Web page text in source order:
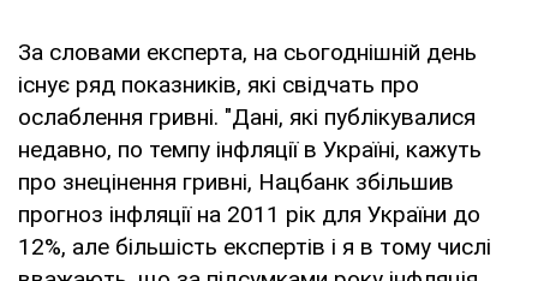
За словами експерта, на сьогоднішній день
існує ряд показників, які свідчать про
ослаблення гривні. "Дані, які публікувалися
недавно, по темпу інфляції в Україні, кажуть
про знецінення гривні, Нацбанк збільшив
прогноз інфляції на 2011 рік для України до
12%, але більшість експертів і я в тому числі